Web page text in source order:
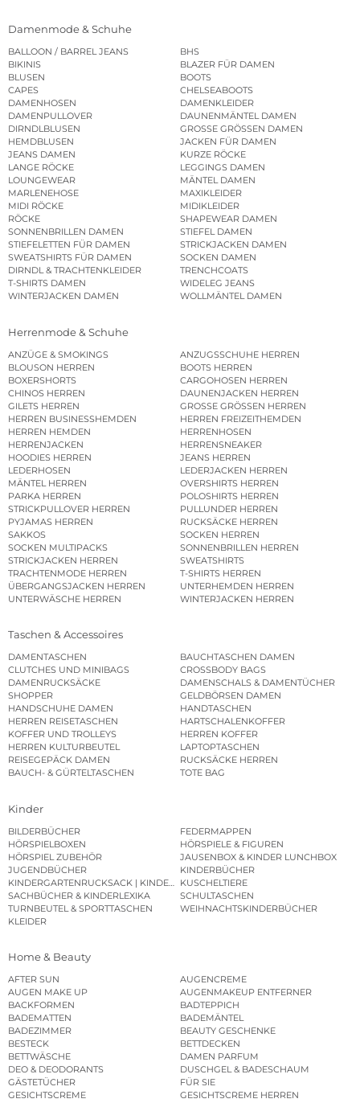
Damenmode & Schuhe
BALLOON / BARREL JEANS
BHS
BIKINIS
BLAZER FÜR DAMEN
BLUSEN
BOOTS
CAPES
CHELSEABOOTS
DAMENHOSEN
DAMENKLEIDER
DAMENPULLOVER
DAUNENMÄNTEL DAMEN
DIRNDLBLUSEN
GROSSE GRÖSSEN DAMEN
HEMDBLUSEN
JACKEN FÜR DAMEN
JEANS DAMEN
KURZE RÖCKE
LANGE RÖCKE
LEGGINGS DAMEN
LOUNGEWEAR
MÄNTEL DAMEN
MARLENEHOSE
MAXIKLEIDER
MIDI RÖCKE
MIDIKLEIDER
RÖCKE
SHAPEWEAR DAMEN
SONNENBRILLEN DAMEN
STIEFEL DAMEN
STIEFELETTEN FÜR DAMEN
STRICKJACKEN DAMEN
SWEATSHIRTS FÜR DAMEN
SOCKEN DAMEN
DIRNDL & TRACHTENKLEIDER
TRENCHCOATS
T-SHIRTS DAMEN
WIDELEG JEANS
WINTERJACKEN DAMEN
WOLLMÄNTEL DAMEN
Herrenmode & Schuhe
ANZÜGE & SMOKINGS
ANZUGSSCHUHE HERREN
BLOUSON HERREN
BOOTS HERREN
BOXERSHORTS
CARGOHOSEN HERREN
CHINOS HERREN
DAUNENJACKEN HERREN
GILETS HERREN
GROSSE GRÖSSEN HERREN
HERREN BUSINESSHEMDEN
HERREN FREIZEITHEMDEN
HERREN HEMDEN
HERRENHOSEN
HERRENJACKEN
HERRENSNEAKER
HOODIES HERREN
JEANS HERREN
LEDERHOSEN
LEDERJACKEN HERREN
MÄNTEL HERREN
OVERSHIRTS HERREN
PARKA HERREN
POLOSHIRTS HERREN
STRICKPULLOVER HERREN
PULLUNDER HERREN
PYJAMAS HERREN
RUCKSÄCKE HERREN
SAKKOS
SOCKEN HERREN
SOCKEN MULTIPACKS
SONNENBRILLEN HERREN
STRICKJACKEN HERREN
SWEATSHIRTS
TRACHTENMODE HERREN
T-SHIRTS HERREN
ÜBERGANGSJACKEN HERREN
UNTERHEMDEN HERREN
UNTERWÄSCHE HERREN
WINTERJACKEN HERREN
Taschen & Accessoires
DAMENTASCHEN
BAUCHTASCHEN DAMEN
CLUTCHES UND MINIBAGS
CROSSBODY BAGS
DAMENRUCKSÄCKE
DAMENSCHALS & DAMENTÜCHER
SHOPPER
GELDBÖRSEN DAMEN
HANDSCHUHE DAMEN
HANDTASCHEN
HERREN REISETASCHEN
HARTSCHALENKOFFER
KOFFER UND TROLLEYS
HERREN KOFFER
HERREN KULTURBEUTEL
LAPTOPTASCHEN
REISEGEPÄCK DAMEN
RUCKSÄCKE HERREN
BAUCH- & GÜRTELTASCHEN
TOTE BAG
Kinder
BILDERBÜCHER
FEDERMAPPEN
HÖRSPIELBOXEN
HÖRSPIELE & FIGUREN
HÖRSPIEL ZUBEHÖR
JAUSENBOX & KINDER LUNCHBOX
JUGENDBÜCHER
KINDERBÜCHER
KINDERGARTENRUCKSACK | KINDERGARTENBEUTEL
KUSCHELTIERE
SACHBÜCHER & KINDERLEXIKA
SCHULTASCHEN
TURNBEUTEL & SPORTTASCHEN
WEIHNACHTSKINDERBÜCHER
KLEIDER
Home & Beauty
AFTER SUN
AUGENCREME
AUGEN MAKE UP
AUGENMAKEUP ENTFERNER
BACKFORMEN
BADTEPPICH
BADEMATTEN
BADEMÄNTEL
BADEZIMMER
BEAUTY GESCHENKE
BESTECK
BETTDECKEN
BETTWÄSCHE
DAMEN PARFUM
DEO & DEODORANTS
DUSCHGEL & BADESCHAUM
GÄSTETÜCHER
FÜR SIE
GESICHTSCREME
GESICHTSCREME HERREN